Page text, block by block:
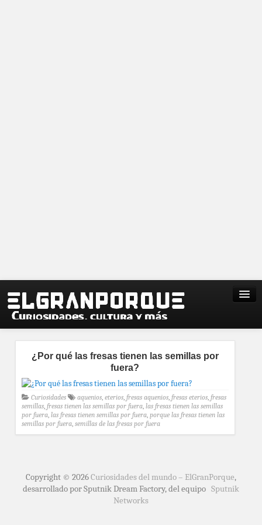
¿Por qué las fresas tienen las semillas por
fuera?
Curiosidades aquenios, eterios, fresas aquenios, fresas eterios, fresas
semillas, fresas tienen las semillas por fuera, las fresas tienen las semillas
por fuera, las fresas tienen semillas por fuera, porque las fresas tienen las
semillas por fuera, semillas de las fresas por fuera
Copyright © 2026Curiosidades del mundo – ElGranPorque,
desarrollado por Sputnik Dream Factory, del equipo Sputnik
Networks